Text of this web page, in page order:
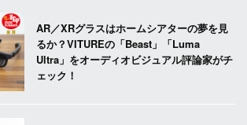
AR／XRグラスはホームシアターの夢を見
るか？VITUREの「Beast」「Luma
Ultra」をオーディオビジュアル評論家がチ
ェック！